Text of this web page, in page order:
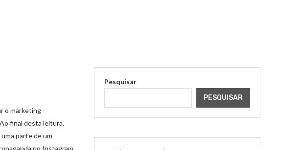
o marketing
final desta leitura,
parte de um
no Instagram
Pesquisar
PESQUISAR